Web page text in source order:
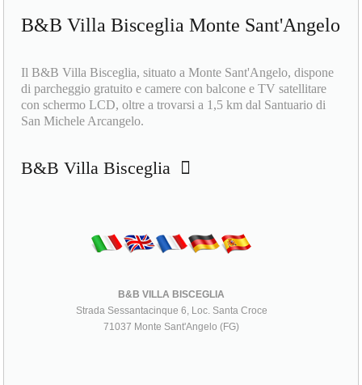
B&B Villa Bisceglia Monte Sant'Angelo
Il B&B Villa Bisceglia, situato a Monte Sant'Angelo, dispone
di parcheggio gratuito e camere con balcone e TV satellitare
con schermo LCD, oltre a trovarsi a 1,5 km dal Santuario di
San Michele Arcangelo.
B&B Villa Bisceglia
B&B VILLA BISCEGLIA
Strada Sessantacinque 6, Loc. Santa Croce
71037 Monte Sant'Angelo (FG)